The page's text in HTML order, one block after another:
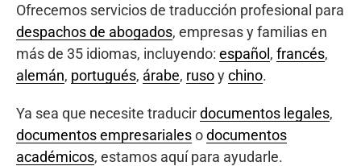
Ofrecemos servicios de traducción profesional para
despachos de abogados, empresas y familias en
más de 35 idiomas, incluyendo: español , francés,
alemán, portugués, árabe, rusoychino.
Ya sea que necesite traducirdocumentos legales,
documentos empresarialesodocumentos
académicos, estamos aquí para ayudarle.